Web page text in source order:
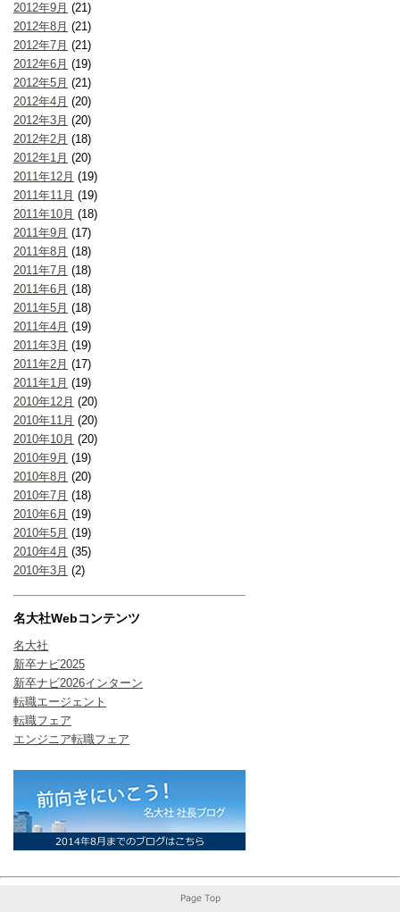
2012年9月 (21)
2012年8月 (21)
2012年7月 (21)
2012年6月 (19)
2012年5月 (21)
2012年4月 (20)
2012年3月 (20)
2012年2月 (18)
2012年1月 (20)
2011年12月 (19)
2011年11月 (19)
2011年10月 (18)
2011年9月 (17)
2011年8月 (18)
2011年7月 (18)
2011年6月 (18)
2011年5月 (18)
2011年4月 (19)
2011年3月 (19)
2011年2月 (17)
2011年1月 (19)
2010年12月 (20)
2010年11月 (20)
2010年10月 (20)
2010年9月 (19)
2010年8月 (20)
2010年7月 (18)
2010年6月 (19)
2010年5月 (19)
2010年4月 (35)
2010年3月 (2)
名大社Webコンテンツ
名大社
新卒ナビ2025
新卒ナビ2026インターン
転職エージェント
転職フェア
エンジニア転職フェア